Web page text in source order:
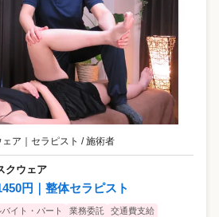
ア セラピスト / 施術者
クウェア
円｜整体セラピスト
バイト・パート 業務委託
交通費支給